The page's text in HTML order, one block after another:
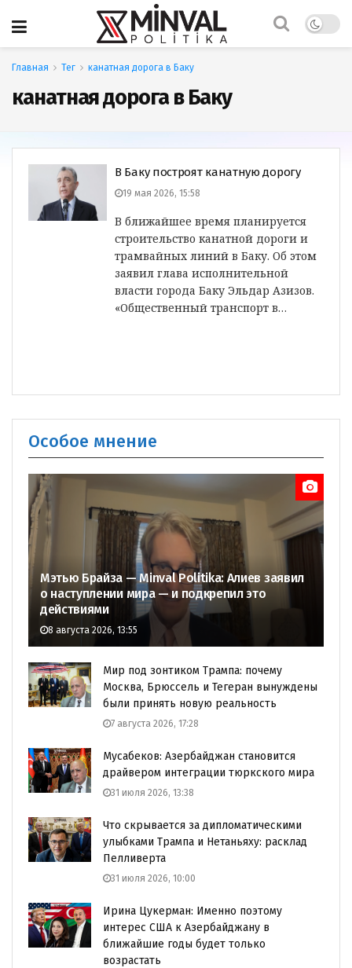
Главная Тег канатная дорога в Баку
канатная дорога в Баку
В Баку построят канатную дорогу
19 мая 2026, 15:58
В ближайшее время планируется
строительство канатной дороги и
трамвайных линий в Баку. Об этом
заявил глава исполнительной
власти города Баку Эльдар Азизов.
«Общественный транспорт в…
Особое мнение
Мэтью Брайза — Minval Politika: Алиев заявил
о наступлении мира — и подкрепил это
действиями
8 августа 2026, 13:55
Мир под зонтиком Трампа: почему
Москва, Брюссель и Тегеран вынуждены
были принять новую реальность
7 августа 2026, 17:28
Мусабеков: Азербайджан становится
драйвером интеграции тюркского мира
31 июля 2026, 13:38
Что скрывается за дипломатическими
улыбками Трампа и Нетаньяху: расклад
Пелливерта
31 июля 2026, 10:00
Ирина Цукерман: Именно поэтому
интерес США к Азербайджану в
ближайшие годы будет только
возрастать